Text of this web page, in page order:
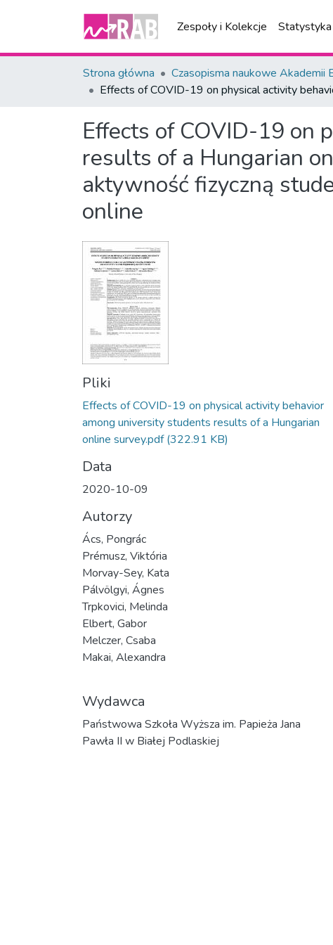
Zespoły i Kolekcje Statystyka
Strona główna Czasopisma naukowe Akademii
Effects of COVID-19 on physical activity
Effects of COVID-19 on
results of a Hungarian
aktywność fizyczną
online
Pliki
Effects of COVID-19 on physical activity behavior
among university students results of a Hungarian
online survey.pdf (322.91 KB)
Data
2020-10-09
Autorzy
Ács, Pongrác
Prémusz, Viktória
Morvay-Sey, Kata
Pálvölgyi, Ágnes
Trpkovici, Melinda
Elbert, Gabor
Melczer, Csaba
Makai, Alexandra
Wydawca
Państwowa Szkoła Wyższa im. Papieża Jana
Pawła II w Białej Podlaskiej